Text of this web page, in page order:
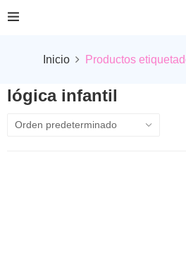
Inicio Productos
lógica infantil